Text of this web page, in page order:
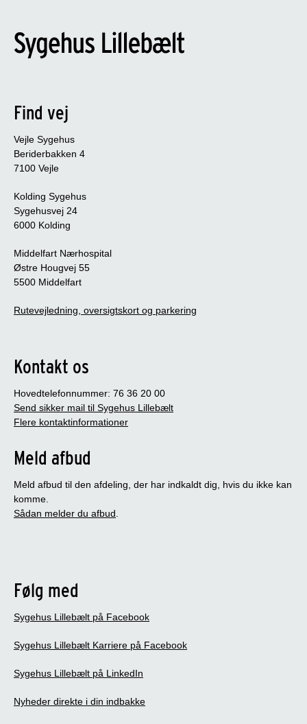
Find vej
Vejle Sygehus
Beriderbakken 4
7100 Vejle
Kolding Sygehus
Sygehusvej 24
6000 Kolding
Middelfart Nærhospital
Østre Hougvej 55
5500 Middelfart
Rutevejledning, oversigtskort og parkering
Kontakt os
Hovedtelefonnummer: 76 36 20 00
Send sikker mail til Sygehus Lillebælt
Flere kontaktinformationer
Meld afbud
Meld afbud til den afdeling, der har indkaldt dig, hvis du ikke kan
komme.
Sådan melder du afbud.
Følg med
Sygehus Lillebælt på Facebook
Sygehus Lillebælt Karriere på Facebook
Sygehus Lillebælt på LinkedIn
Nyheder direkte i din indbakke